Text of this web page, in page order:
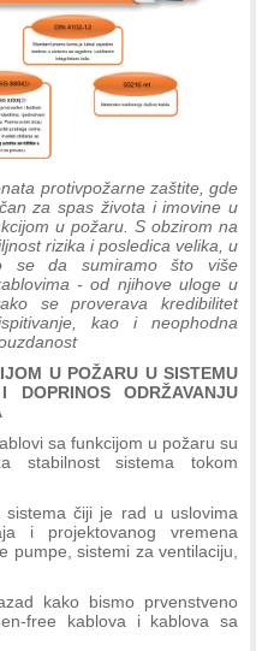
protivpožarne zaštite, gde
za spas života i imovine u
u požaru. S obzirom na
rizika i posledica velika, u
se da sumiramo što više
- od njihove uloge u
se proverava kredibilitet
kao i neophodna
U POŽARU U SISTEMU
DOPRINOS ODRŽAVANJU
sa funkcijom u požaru su
stabilnost sistema tokom
sistema čiji je rad u uslovima
i projektovanog vremena
pumpe, sistemi za ventilaciju,
kako bismo prvenstveno
free kablova i kablova sa